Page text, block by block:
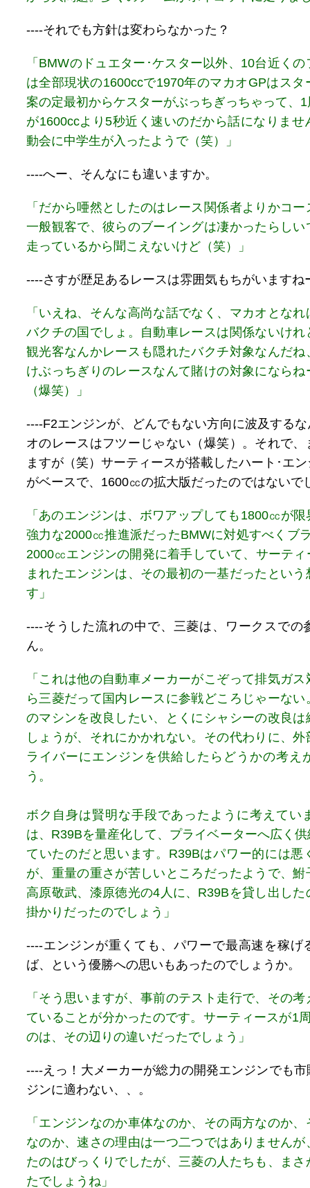
----それでも方針は変わらなかった？
「BMWのドュエター･ケスター以外、10台近く
は全部現状の1600ccで1970年のマカオGPはスタ
案の定最初からケスターがぶっちぎっちゃって、
が1600ccより5秒近く速いのだから話になりませ
動会に中学生が入ったようで（笑）」
----へー、そんなにも違いますか。
「だから唖然としたのはレース関係者よりかコ
一般観客で、彼らのブーイングは凄かったらしい
走っているから聞こえないけど（笑）」
----さすが歴足あるレースは雰囲気もちがいますね
「いえね、そんな高尚な話でなく、マカオとな
バクチの国でしょ。自動車レースは関係ないけれ
観光客なんかレースも隠れたバクチ対象なんだね
けぶっちぎりのレースなんて賭けの対象になら
（爆笑）」
----F2エンジンが、どんでもない方向に波及する
オのレースはフツーじゃない（爆笑）。それで
ますが（笑）サーティースが搭載したハート･エ
がベースで、1600㏄の拡大版だったのではないで
「あのエンジンは、ボワアップしても1800㏄が
強力な2000㏄推進派だったBMWに対処すべくブ
2000㏄エンジンの開発に着手していて、サーテ
まれたエンジンは、その最初の一基だったとい
す」
----そうした流れの中で、三菱は、ワークスでの
ん。
「これは他の自動車メーカーがこぞって排気ガ
ら三菱だって国内レースに参戦どころじゃーな
のマシンを改良したい、とくにシャシーの改良は
しょうが、それにかかれない。その代わりに、
ライバーにエンジンを供給したらどうかの考え
う。
ボク自身は賢明な手段であったように考えてい
は、R39Bを量産化して、プライベーターへ広く
ていたのだと思います。R39Bはパワー的には悪
が、重量の重さが苦しいところだったようで、
高原敬武、漆原徳光の4人に、R39Bを貸し出し
掛かりだったのでしょう」
----エンジンが重くても、パワーで最高速を稼げ
ば、という優勝への思いもあったのでしょうか。
「そう思いますが、事前のテスト走行で、その
ていることが分かったのです。サーティースが1
のは、その辺りの違いだったでしょう」
----えっ！大メーカーが総力の開発エンジンでも
ジンに適わない、、。
「エンジンなのか車体なのか、その両方なのか
なのか、速さの理由は一つ二つではありません
たのはびっくりでしたが、三菱の人たちも、ま
たでしょうね」